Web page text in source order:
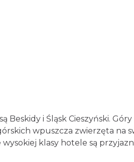
i Śląsk Cieszyński.
wpuszcza zwierzęta
klasy hotele są